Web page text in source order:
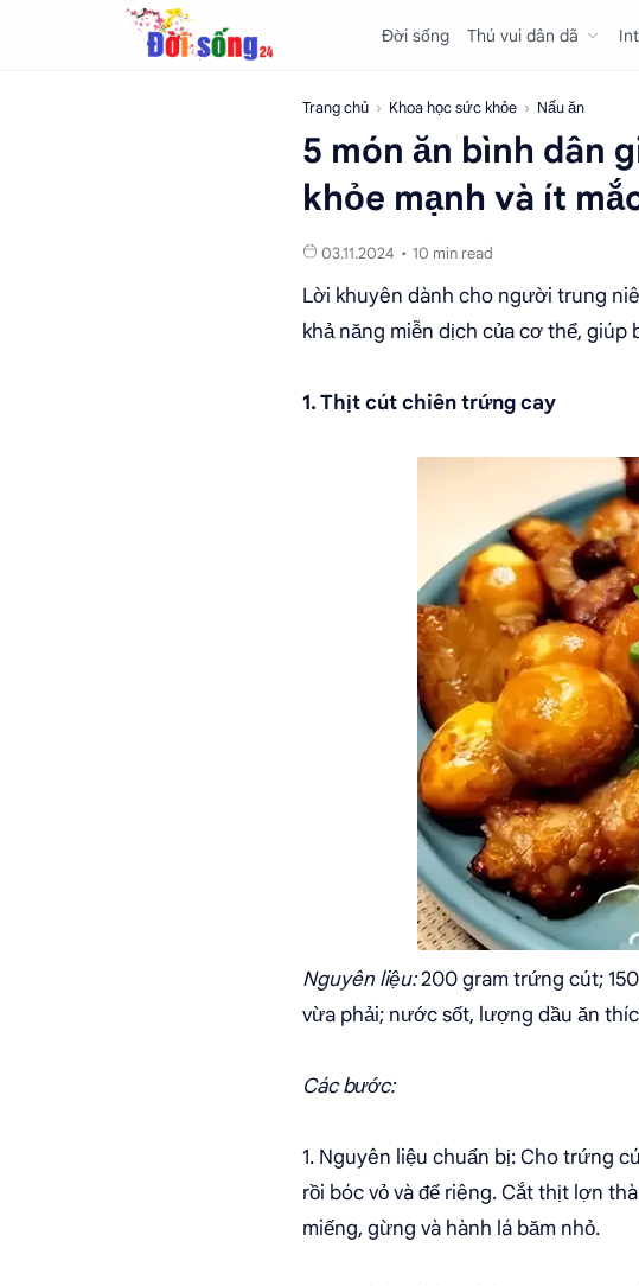
Đời sống Thú vui dân dã
Trang chủ Khoa học sức khỏe Nấu ăn
5 món ăn bình dân
khỏe mạnh và ít
10 min read
Lời khuyên dành cho người trung
khả năng miễn dịch của cơ thể, giúp
1. Thịt cút chiên trứng cay
Nguyên liệu:200 gram trứng cút;
vừa phải; nước sốt, lượng dầu ăn
Các bước:
1. Nguyên liệu chuẩn bị: Cho trứng
rồi bóc vỏ và để riêng. Cắt thịt lợn
miếng, gừng và hành lá băm nhỏ.